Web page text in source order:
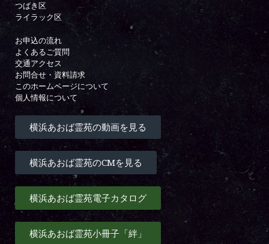
つばき区
ライラック区
お申込の流れ
よくあるご質問
交通アクセス
お問合せ・資料請求
このホームページについて
個人情報について
横浜あおば霊苑の動画を見る
横浜あおば霊苑のCMを見る
横浜あおば霊苑電子カタログ
横浜あおば霊苑小冊子「絆」